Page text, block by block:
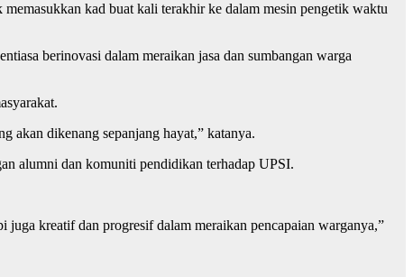
kad buat kali terakhir ke dalam mesin pengetik waktu
berinovasi dalam meraikan jasa dan sumbangan warga
akan dikenang sepanjang hayat,” katanya.
alumni dan komuniti pendidikan terhadap UPSI.
kreatif dan progresif dalam meraikan pencapaian warganya,”